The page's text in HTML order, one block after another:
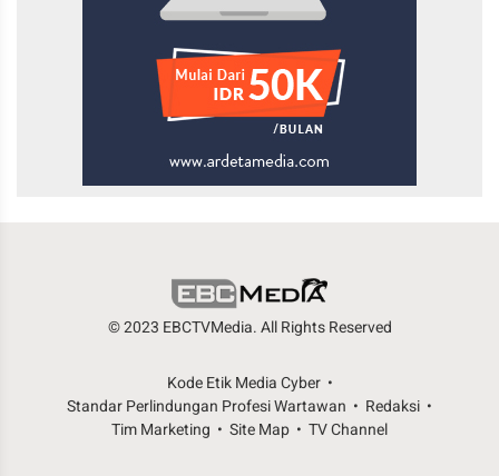
© 2023 EBCTVMedia. All Rights Reserved
Kode Etik Media Cyber
Standar Perlindungan Profesi Wartawan
Redaksi
Tim Marketing
Site Map TV Channel